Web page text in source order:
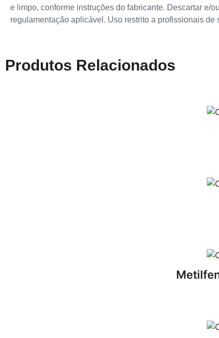
e limpo, conforme instruções do fabricante. Descartar e/
regulamentação aplicável. Uso restrito a profissionais
Produtos Relacionados